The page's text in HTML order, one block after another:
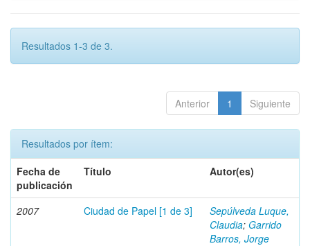
Resultados 1-3 de 3.
Anterior 1 Siguiente
Resultados por ítem:
Fecha de
publicación
Título Autor(es)
2007 Ciudad de Papel [1 de 3]
Sepúlveda Luque,
Claudia; Garrido
Barros, Jorge